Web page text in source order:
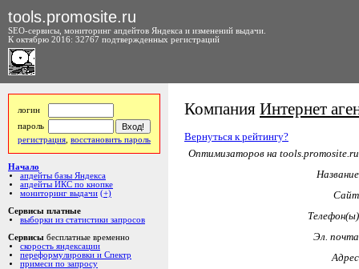
tools.promosite.ru
SEO-сервисы, мониторинг апдейтов Яндекса и изменений выдачи.
К октябрю 2016: 32767 подтвержденных регистраций
логин
пароль
регистрация восстановить пароль
Начало
апдейты базы Яндекса
апдейты ИКС по кнопке
мониторинг выдачи (+)
Сервисы платные
выборки из статистики запросов
Сервисы бесплатные временно
скорость яндексации
переформулировки и Спектр
примеси по запросу
Компания Интернет
Вернуться к рейтингу?
Оптимизаторов на tools.promosite.ru
Название
Сайт
Телефон(ы)
Эл. почта
Адрес